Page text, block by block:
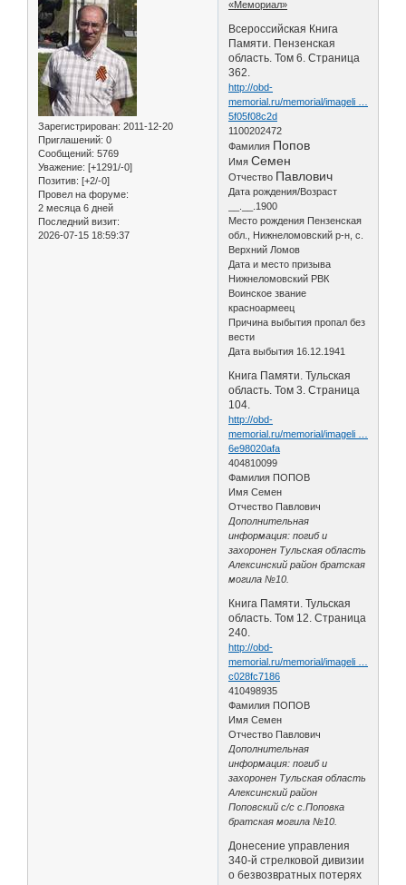
Зарегистрирован: 2011-12-20
Приглашений: 0
Сообщений: 5769
Уважение: [+1291/-0]
Позитив: [+2/-0]
Провел на форуме:
2 месяца 6 дней
Последний визит:
2026-07-15 18:59:37
«Мемориал»
Всероссийская Книга
Памяти. Пензенская
область. Том 6. Страница
362.
http://obd-
memorial.ru/memorial/imageli …
5f05f08c2d
1100202472
Фамилия Попов
ИмяСемен
Отчество Павлович
Дата рождения/Возраст
__.__.1900
Место рождения Пензенская
обл., Нижнеломовский р-н, с.
Верхний Ломов
Дата и место призыва
Нижнеломовский РВК
Воинское звание
красноармеец
Причина выбытия пропал без
вести
Дата выбытия 16.12.1941
Книга Памяти. Тульская
область. Том 3. Страница
104.
http://obd-
memorial.ru/memorial/imageli …
6e98020afa
404810099
Фамилия ПОПОВ
Имя Семен
Отчество Павлович
Дополнительная
информация: погиб и
захоронен Тульская область
Алексинский район братская
могила №10.
Книга Памяти. Тульская
область. Том 12. Страница
240.
http://obd-
memorial.ru/memorial/imageli …
c028fc7186
410498935
Фамилия ПОПОВ
Имя Семен
Отчество Павлович
Дополнительная
информация: погиб и
захоронен Тульская область
Алексинский район
Поповский с/с с.Поповка
братская могила №10.
Донесение управления
340-й стрелковой дивизии
о безвозвратных потерях